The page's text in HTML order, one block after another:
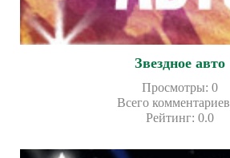
Звездное авто
Просмотры: 0
Всего комментариев
Рейтинг: 0.0